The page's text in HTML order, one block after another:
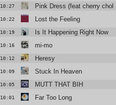
10:27 Pink Dress (feat cherry chola)
10:22 Lost the Feeling
10:19 Is It Happening Right Now
10:16 mi-mo
10:12 Heresy
10:09 Stuck In Heaven
10:05 MUTT THAT BIH
10:01 Far Too Long